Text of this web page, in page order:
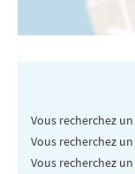
Vous recherchez un
Vous recherchez un
Vous recherchez un